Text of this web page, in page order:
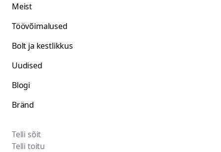
Meist
Töövõimalused
Bolt ja kestlikkus
Uudised
Blogi
Bränd
Telli sõit
Telli toitu